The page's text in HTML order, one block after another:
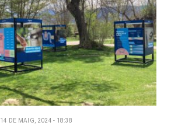
14 DE MAIG, 2024 - 18:38